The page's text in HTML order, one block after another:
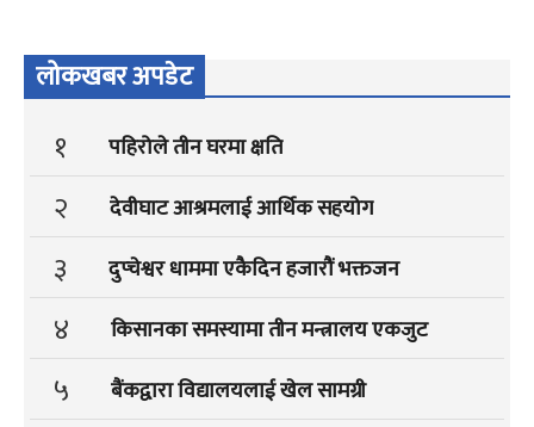
लोकखबर अपडेट
१ पहिरोले तीन घरमा क्षति
२ देवीघाट आश्रमलाई आर्थिक सहयोग
३ दुप्चेश्वर धाममा एकैदिन हजारौं भक्तजन
४ किसानका समस्यामा तीन मन्त्रालय एकजुट
५ बैंकद्वारा विद्यालयलाई खेल सामग्री